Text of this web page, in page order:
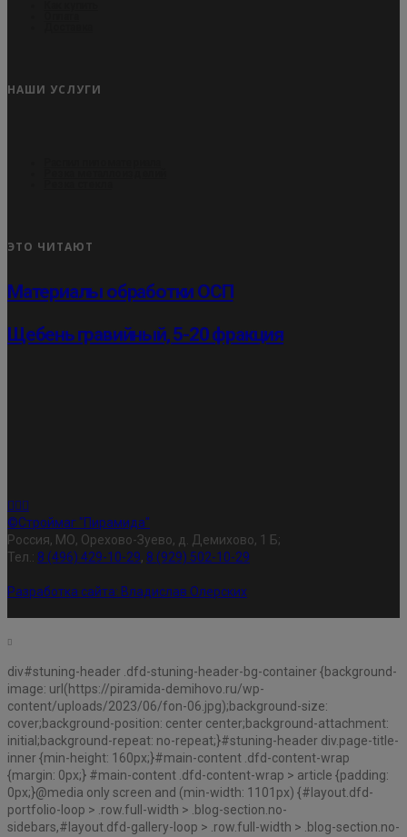
НАШИ УСЛУГИ
ЭТО ЧИТАЮТ
Материалы обработки ОСП
Щебень гравийный, 5-20 фракция
©Строймаг "Пирамида"
Россия, МО, Орехово-Зуево, д. Демихово, 1 Б;
Тел.: 8 (496) 429-10-29, 8 (929) 502-10-29
Разработка сайта: Владислав Олерских
div#stuning-header .dfd-stuning-header-bg-container {background-
image: url(https://piramida-demihovo.ru/wp-
content/uploads/2023/06/fon-06.jpg);background-size:
cover;background-position: center center;background-attachment:
initial;background-repeat: no-repeat;}#stuning-header div.page-title-
inner {min-height: 160px;}#main-content .dfd-content-wrap
{margin: 0px;} #main-content .dfd-content-wrap > article {padding:
0px;}@media only screen and (min-width: 1101px) {#layout.dfd-
portfolio-loop > .row.full-width > .blog-section.no-
sidebars,#layout.dfd-gallery-loop > .row.full-width > .blog-section.no-